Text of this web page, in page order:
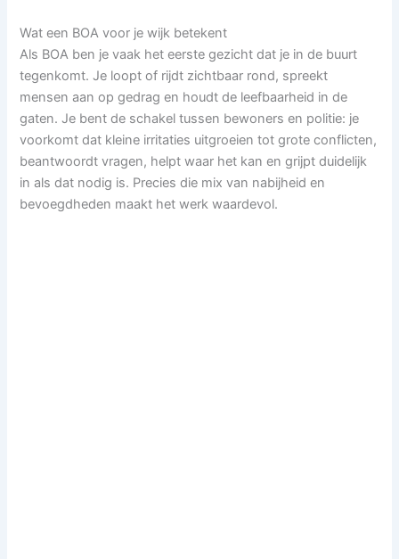
Wat een BOA voor je wijk betekent
Als BOA ben je vaak het eerste gezicht dat je in de buurt
tegenkomt. Je loopt of rijdt zichtbaar rond, spreekt
mensen aan op gedrag en houdt de leefbaarheid in de
gaten. Je bent de schakel tussen bewoners en politie: je
voorkomt dat kleine irritaties uitgroeien tot grote conflicten,
beantwoordt vragen, helpt waar het kan en grijpt duidelijk
in als dat nodig is. Precies die mix van nabijheid en
bevoegdheden maakt het werk waardevol.